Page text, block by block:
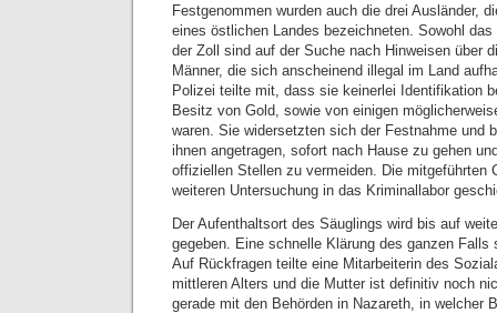
Festgenommen wurden auch die drei Ausländer,
eines östlichen Landes bezeichneten. Sowohl
der Zoll sind auf der Suche nach Hinweisen über
Männer, die sich anscheinend illegal im Land
Polizei teilte mit, dass sie keinerlei Identifikation
Besitz von Gold, sowie von einigen
waren. Sie widersetzten sich der Festnahme und
ihnen angetragen, sofort nach Hause zu gehen
offiziellen Stellen zu vermeiden. Die mitgeführten
weiteren Untersuchung in das Kriminallabor
Der Aufenthaltsort des Säuglings wird bis auf
gegeben. Eine schnelle Klärung des ganzen
Auf Rückfragen teilte eine Mitarbeiterin des
mittleren Alters und die Mutter ist definitiv noch
gerade mit den Behörden in Nazareth, in welcher